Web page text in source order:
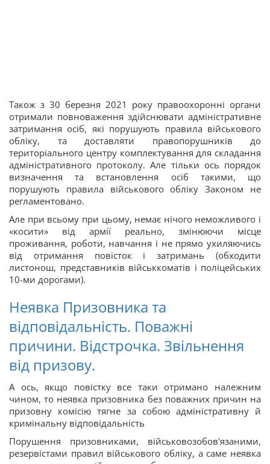
Також з 30 березня 2021 року правоохоронні органи
отримали повноваження здійснювати адміністративне
затримання осіб, які порушують правила військового
обліку, та доставляти правопорушників до
територіального центру комплектування для складання
адміністративного протоколу. Але тільки ось порядок
визначення та встановлення осіб такими, що
порушують правила військового обліку Законом не
регламентовано.
Але при всьому при цьому, немає нічого неможливого і
«косити» від армії реально, змінюючи місце
проживання, роботи, навчання і не прямо ухиляючись
від отримання повісток і затримань (обходити
листонош, представників військкоматів і поліцейських
10-ми дорогами).
Неявка Призовника та
відповідальність. Поважні
причини. Відстрочка. Звільнення
від призову.
А ось, якщо повістку все таки отримано належним
чином, то неявка призовника без поважних причин на
призовну комісію тягне за собою адміністративну й
кримінальну відповідальність
Порушення призовниками, військовозобов'язаними,
резервістами правил військового обліку, а саме неявка